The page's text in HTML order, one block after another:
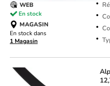
WEB
En stock
MAGASIN
En stock dans
1 Magasin